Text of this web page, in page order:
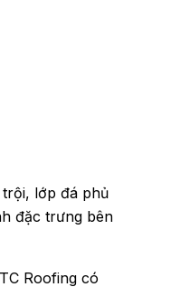
lớp đá phủ
đặc trưng bên
Roofing có